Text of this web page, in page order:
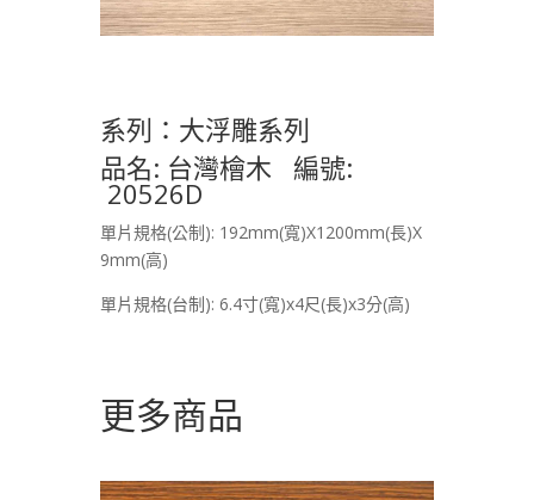
系列：大浮雕系列
品名: 台灣檜木 編號:
20526D
單片規格(公制): 192mm(寬)X1200mm(長)X
9mm(高)
單片規格(台制): 6.4寸(寬)x4尺(長)x3分(高)
更多商品